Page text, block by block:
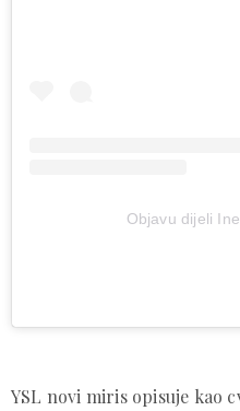
Objavu dijeli
YSL novi miris opisuje kao